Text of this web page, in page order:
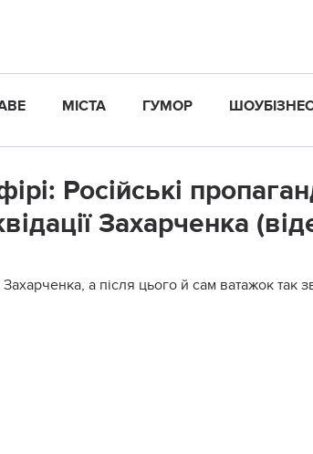
МІСТА ГУМОР
Російські
Захарченка
а після цього й сам ватажок так